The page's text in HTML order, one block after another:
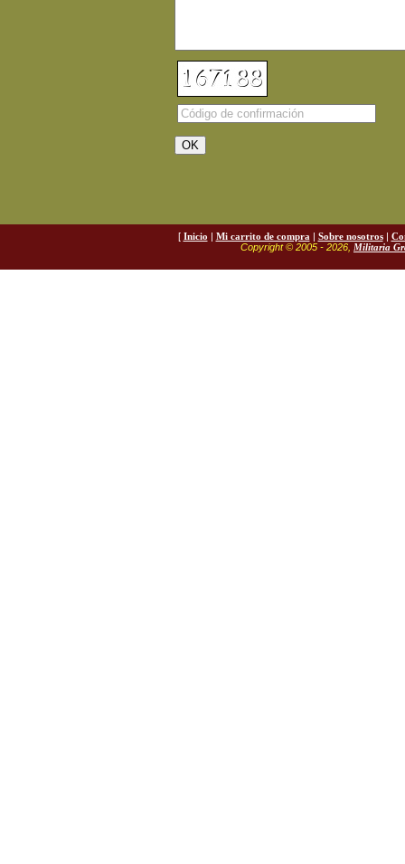
[ Inicio | Mi carrito de compra | Sobre nosotros|
Copyright © 2005 - 2026, Militaria